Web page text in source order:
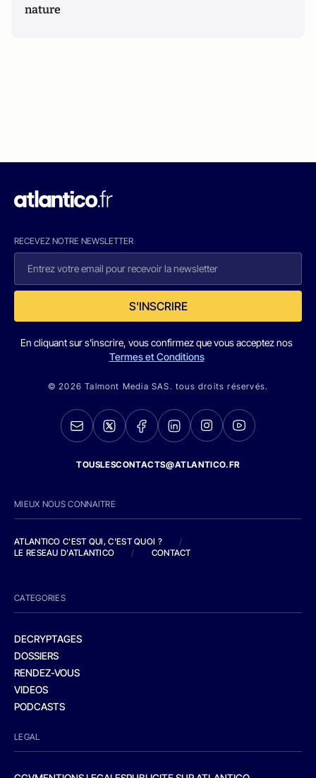
nature
RECEVEZ NOTRE NEWSLETTER
S'INSCRIRE
En cliquant sur s'inscrire, vous confirmez que vous acceptez nos
Termes et Conditions
© 2026 Talmont Media SAS. tous droits réservés.
TOUSLESCONTACTS@ATLANTICO.FR
MIEUX NOUS CONNAITRE
ATLANTICO C'EST QUI, C'EST QUOI ?
/
LE RESEAU D'ATLANTICO
/ CONTACT
CATEGORIES
DECRYPTAGES
DOSSIERS
RENDEZ-VOUS
VIDEOS
PODCASTS
LEGAL